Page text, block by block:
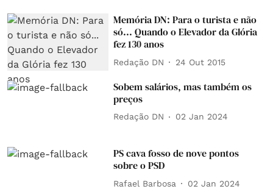
Memória DN: Para o turista e não
só... Quando o Elevador da Glória
fez 130 anos
Redação DN 24 Out 2015
Sobem salários, mas também os
preços
Redação DN 02 Jan 2024
PS cava fosso de nove pontos
sobre o PSD
Rafael Barbosa 02 Jan 2024